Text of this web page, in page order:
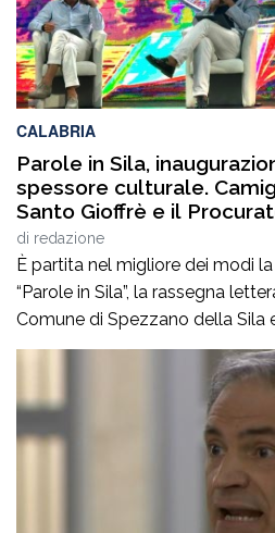
CALABRIA
Parole in Sila,
spessore culturale.
Santo Gioffrè e il
Stefano Musolino
di redazione
È partita nel migliore dei modi
“Parole in Sila”, la rassegna
Comune di Spezzano della Sila
Pasquale Motta, che fino al 19
Camigliatello Silano alcuni tra i
protagonisti del panorama
italiano. Nella splendida cornice